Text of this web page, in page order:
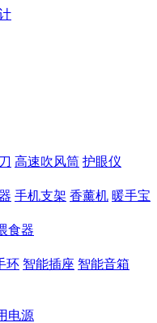
高速吹风筒 护眼仪
手机支架 香薰机 暖手宝
食器
环 智能插座 智能音箱
电源